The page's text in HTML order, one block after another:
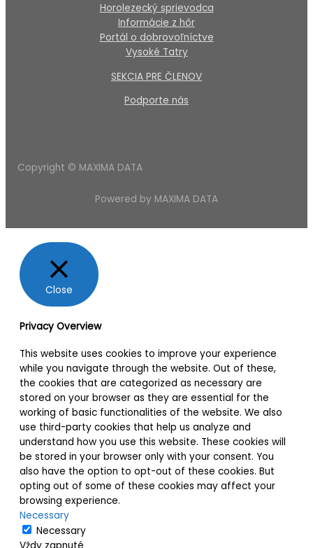
Horolezecký sprievodca
Informácie z hôr
Portál o dobrovoľníctve
Vysoké Tatry
SEKCIA PRE ČLENOV
Podporte nás
Copyright © MAXIMA DATA
Powered by MAXIMA DATA
Close
Privacy Overview
This website uses cookies to improve your experience
while you navigate through the website. Out of these,
the cookies that are categorized as necessary are
stored on your browser as they are essential for the
working of basic functionalities of the website. We also
use third-party cookies that help us analyze and
understand how you use this website. These cookies will
be stored in your browser only with your consent. You
also have the option to opt-out of these cookies. But
opting out of some of these cookies may affect your
browsing experience.
Necessary
Necessary